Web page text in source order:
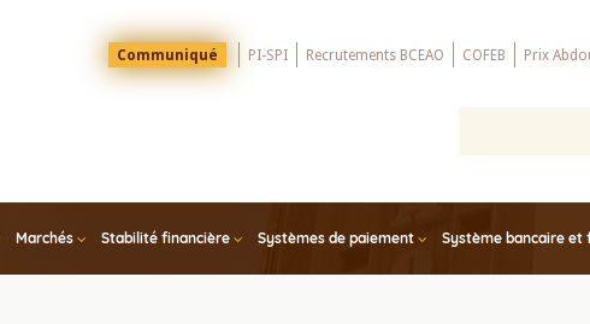
Menu
Top
Communiqué PI-SPI Recrutements BCEAO COFEB Prix
Marchés Stabilité financière Systèmes de paiement Système bancaire et